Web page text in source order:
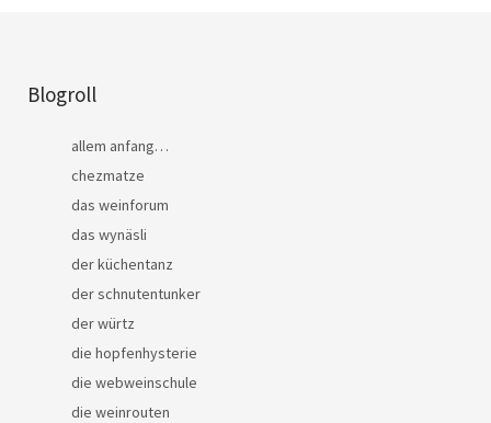
Blogroll
allem anfang…
chezmatze
das weinforum
das wynäsli
der küchentanz
der schnutentunker
der würtz
die hopfenhysterie
die webweinschule
die weinrouten